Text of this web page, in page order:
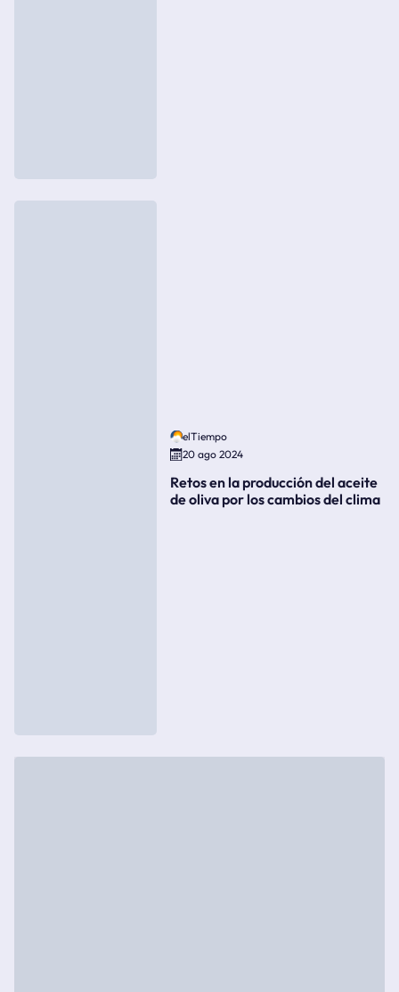
elTiempo
20 ago 2024
Retos en la producción del aceite
de oliva por los cambios del clima